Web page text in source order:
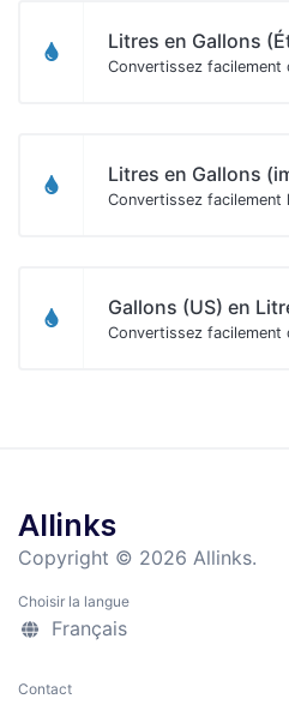
Litres en Gallons
Convertissez facilement
Litres en Gallons
Gallons (US) en
Convertissez facilement
Allinks
Copyright © 2026 Allinks.
Choisir la langue
Français
Contact